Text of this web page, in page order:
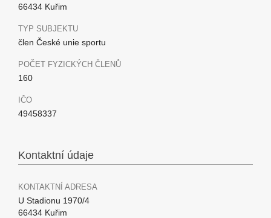
66434 Kuřim
TYP SUBJEKTU
člen České unie sportu
POČET FYZICKÝCH ČLENŮ
160
IČO
49458337
Kontaktní údaje
KONTAKTNÍ ADRESA
U Stadionu 1970/4
66434 Kuřim